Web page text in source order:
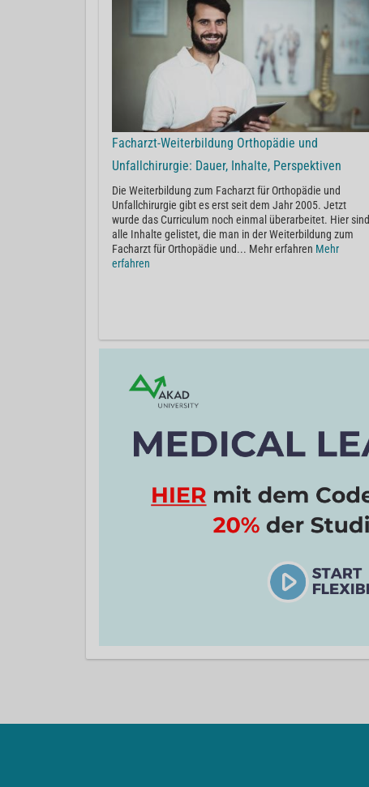
Facharzt-Weiterbildung Orthopädie und
Unfallchirurgie: Dauer, Inhalte, Perspektiven
Die Weiterbildung zum Facharzt für Orthopädie und
Unfallchirurgie gibt es erst seit dem Jahr 2005. Jetzt
wurde das Curriculum noch einmal überarbeitet. Hier sind
alle Inhalte gelistet, die man in der Weiterbildung zum
Facharzt für Orthopädie und... Mehr erfahren Mehr
erfahren